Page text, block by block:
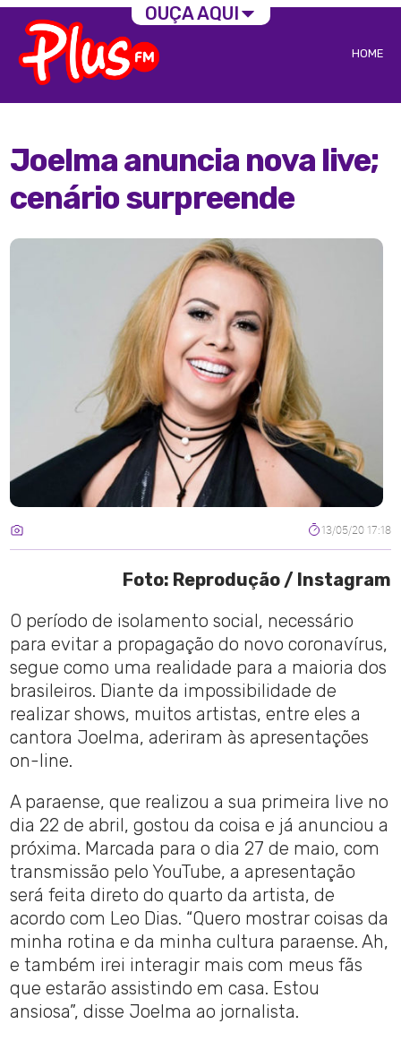
HOME
Joelma anuncia nova live;
cenário surpreende
13/05/20 17:18
Foto: Reprodução / Instagram
O período de isolamento social, necessário
para evitar a propagação do novo coronavírus,
segue como uma realidade para a maioria dos
brasileiros. Diante da impossibilidade de
realizar shows, muitos artistas, entre eles a
cantora Joelma, aderiram às apresentações
on-line.
A paraense, que realizou a sua primeira live no
dia 22 de abril, gostou da coisa e já anunciou a
próxima. Marcada para o dia 27 de maio, com
transmissão pelo YouTube, a apresentação
será feita direto do quarto da artista, de
acordo com Leo Dias. “Quero mostrar coisas da
minha rotina e da minha cultura paraense. Ah,
e também irei interagir mais com meus fãs
que estarão assistindo em casa. Estou
ansiosa”, disse Joelma ao jornalista.
OUÇA AQUI